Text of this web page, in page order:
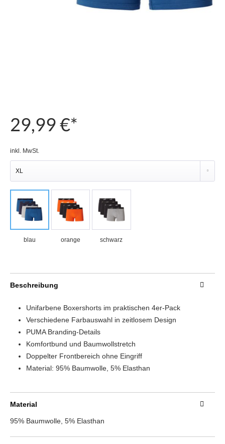
29,99 €*
inkl. MwSt.
blau orange schwarz
Beschreibung
Unifarbene Boxershorts im praktischen 4er-Pack
Verschiedene Farbauswahl in zeitlosem Design
PUMA Branding-Details
Komfortbund und Baumwollstretch
Doppelter Frontbereich ohne Eingriff
Material: 95% Baumwolle, 5% Elasthan
Material
95% Baumwolle, 5% Elasthan